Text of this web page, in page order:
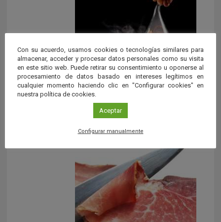
La cocina molecular
La cocina molecular consiste en integrar la física y la
Con su acuerdo, usamos cookies o tecnologías similares para
almacenar, acceder y procesar datos personales como su visita
en este sitio web. Puede retirar su consentimiento u oponerse al
procesamiento de datos basado en intereses legítimos en
cualquier momento haciendo clic en "Configurar cookies" en
nuestra política de cookies.
Aceptar
Configurar manualmente